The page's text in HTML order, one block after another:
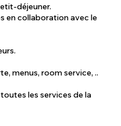
déjeuner.
en collaboration avec le
menus, room service, ..
les services de la